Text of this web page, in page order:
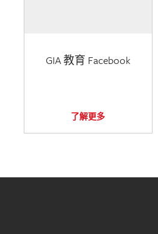
GIA 教育 Facebook
了解更多